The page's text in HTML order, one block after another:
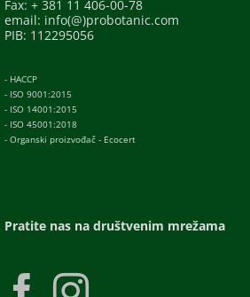
Fax: + 381 11 406-00-78
email: info(@)probotanic.com
PIB: 112295056
- HACCP
- ISO 9001:2015
- ISO 14001:2015
- ISO 45001:2018
- Organski proizvođač - Ecocert
Pratite nas na društvenim mrežama